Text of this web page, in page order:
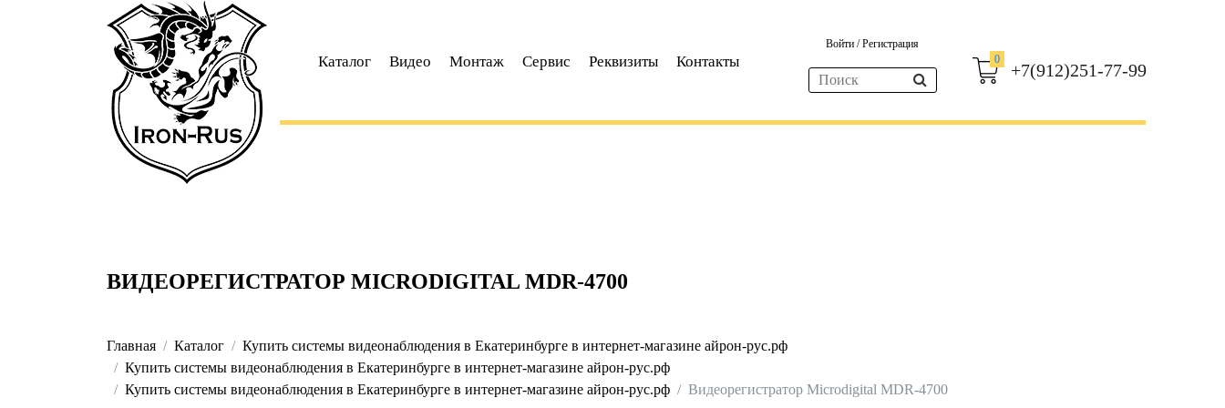
Каталог Видео Монтаж Сервис Реквизиты Контакты
Войти /Регистрация
0
+7(912)251-77-99
ВИДЕОРЕГИСТРАТОР MICRODIGITAL MDR-4700
Главная Каталог
Купить системы видеонаблюдения в Екатеринбурге в интернет-магазине айрон-рус.рф
Купить системы видеонаблюдения в Екатеринбурге в интернет-магазине айрон-рус.рф
Купить системы видеонаблюдения в Екатеринбурге в интернет-магазине айрон-рус.рф
Видеорегистратор Microdigital MDR-4700